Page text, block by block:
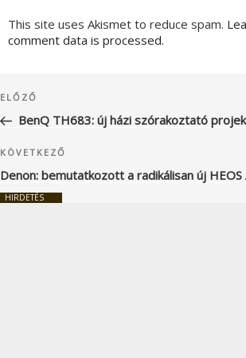
This site uses Akismet to reduce spam.
comment data is processed.
navigáció
Korábbi
bejegyzés
ELŐZŐ
BenQ TH683: új házi szórakoztató
Következő
bejegyzés
KÖVETKEZŐ
Denon: bemutatkozott a radikálisan új
HIRDETÉS